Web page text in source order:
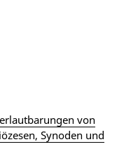
von
Synoden und